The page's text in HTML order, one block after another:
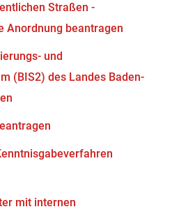
Straßen -
Anordnung beantragen
und
(BIS2) des Landes Baden-
mit internen